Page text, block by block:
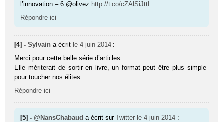
l’innovation – 6 @olivez http://t.co/cZAlSiJttL
Répondre ici
[4] -Sylvain a écrit le 4 juin 2014 :
Merci pour cette belle série d’articles.
Elle mériterait de sortir en livre, un format peut être plus simple
pour toucher nos élites.
Répondre ici
[5] -@NansChabaud a écrit surTwitter le 4 juin 2014 :